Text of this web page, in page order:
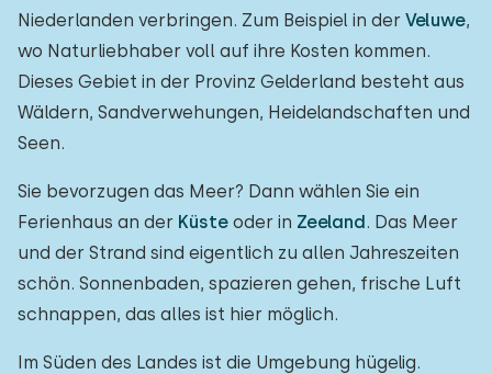
Niederlanden verbringen. Zum Beispiel in der Veluwe,
wo Naturliebhaber voll auf ihre Kosten kommen.
Dieses Gebiet in der Provinz Gelderland besteht aus
Wäldern, Sandverwehungen, Heidelandschaften und
Seen.
Sie bevorzugen das Meer? Dann wählen Sie ein
Ferienhaus an der Küste oder in Zeeland. Das Meer
und der Strand sind eigentlich zu allen Jahreszeiten
schön. Sonnenbaden, spazieren gehen, frische Luft
schnappen, das alles ist hier möglich.
Im Süden des Landes ist die Umgebung hügelig.